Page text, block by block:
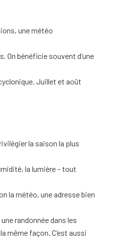
une météo
On bénéficie souvent d’une
Juillet et août
la saison la plus
la lumière – tout
la météo, une adresse bien
randonnée dans les
même façon. C’est aussi